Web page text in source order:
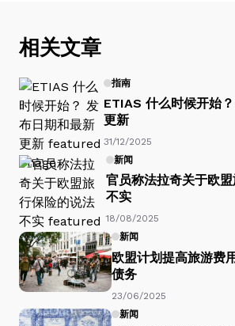
相关文章
指南
ETIAS 什么时候开始
更新
31/12/2025
新闻
官员称法拉奇关于欧
不实
18/08/2025
新闻
欧盟计划提高旅游费
债务
23/06/2025
新闻